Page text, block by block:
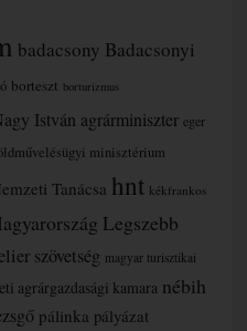
badacsony Badacsonyi
borteszt borturizmus
István agrárminiszter eger
minisztérium
Tanácsa hnt kékfrankos
Legszebb
szövetség magyar turisztikai
agrárgazdasági kamara nébih
pálinka pályázat